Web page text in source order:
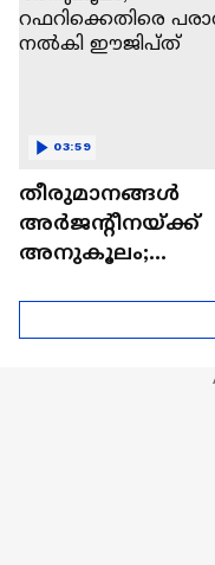
തീരുമാനങ്ങൾ
അർജന്റീനയ്ക്ക്
അനുകൂലം;
ഈജിപ്ത്
03:59